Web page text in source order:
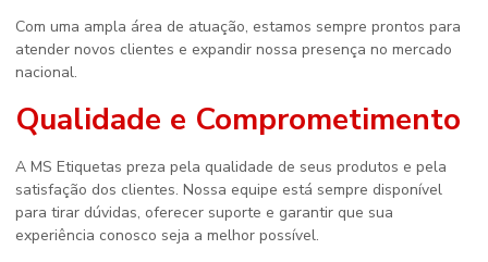
Com uma ampla área de atuação, estamos sempre prontos para
atender novos clientes e expandir nossa presença no mercado
nacional.
Qualidade e Comprometimento
A MS Etiquetas preza pela qualidade de seus produtos e pela
satisfação dos clientes. Nossa equipe está sempre disponível
para tirar dúvidas, oferecer suporte e garantir que sua
experiência conosco seja a melhor possível.